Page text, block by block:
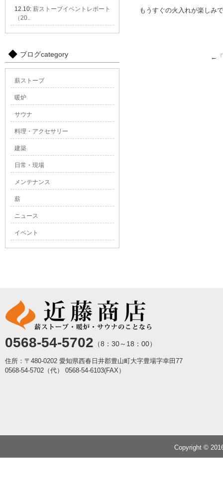
もうすぐの火入れが楽しみ
←「
12.10: 薪ストーブイベントレポート
（20..
ブログcategory
薪ストーブ
暖炉
サウナ
料理・アクセサリー
建築
日常・現場
メンテナンス
薪
ニュース
イベント
0568-54-5702 （8：30～18：00）
住所：〒480-0202 愛知県西春日井郡豊山町大字豊場字幸田77
0568-54-5702（代）
0568-54-6103(FAX）
Copyright ©